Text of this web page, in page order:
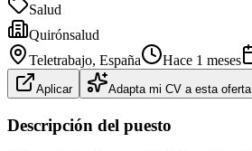
Salud
Quirónsalud
Teletrabajo, España Hace 1 meses
Aplicar Adapta mi CV a esta oferta
Descripción del puesto